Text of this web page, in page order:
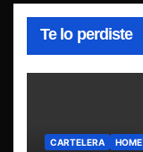
Te lo perdiste
CARTELERA HOME